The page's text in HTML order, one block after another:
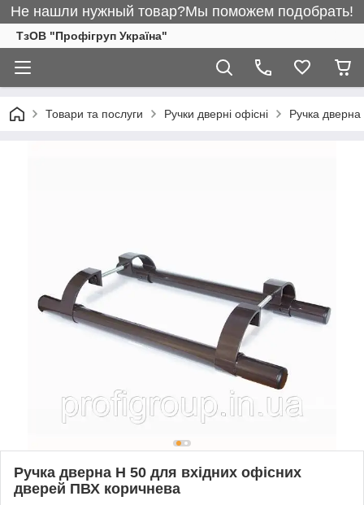
Не нашли нужный товар?Мы поможем подобрать!
ТзОВ "Профігруп Україна"
Товари та послуги Ручки дверні офісні Ручка
Ручка дверна H 50 для вхідних офісних
дверей ПВХ коричнева